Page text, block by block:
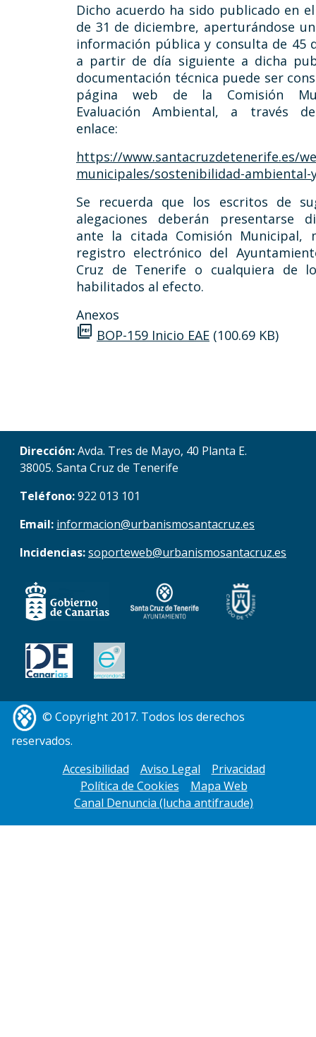
Dicho acuerdo ha sido publicado en el
de 31 de diciembre, aperturándose
información pública y consulta de 45
a partir de día siguiente a dicha
documentación técnica puede ser
página web de la Comisión
Evaluación Ambiental, a través
enlace:
https://www.santacruzdetenerife.es/
municipales/sostenibilidad-ambiental-
Se recuerda que los escritos de
alegaciones deberán presentarse
ante la citada Comisión Municipal,
registro electrónico del
Cruz de Tenerife o cualquiera de
habilitados al efecto.
Anexos
picture_as_pdf BOP-159 Inicio EAE (100.69 KB)
Dirección:Avda. Tres de Mayo, 40 Planta E.
38005. Santa Cruz de Tenerife
Teléfono:922 013 101
Email: informacion@urbanismosantacruz.es
Incidencias:soporteweb@urbanismosantacruz.es
© Copyright 2017. Todos los derechos
reservados.
Accesibilidad
Aviso Legal
Privacidad
Política de Cookies
Mapa Web
Canal Denuncia (lucha antifraude)